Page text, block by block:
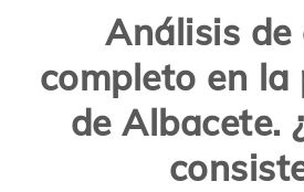
Análisis de
completo en la
de Albacete.